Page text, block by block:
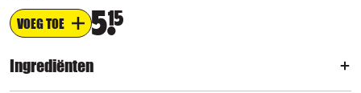
VOEG TOE 515
Ingrediënten